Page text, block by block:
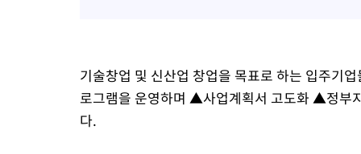
기술창업 및 신산업 창업을 목표로 하는 입주기
로그램을 운영하며 ▲사업계획서 고도화 ▲정부
다.